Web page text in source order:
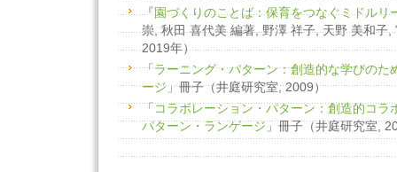
『園づくりのことば：保育をつなぐミドルリ
崇, 秋田 喜代美 編著, 野澤 祥子, 天野 美和子,
2019年）
「ラーニング・パターン：創造的な学びのた
ージ」冊子（井庭研究室, 2009）
「コラボレーション・パターン：創造的コラ
パターン・ランゲージ」冊子（井庭研究室,